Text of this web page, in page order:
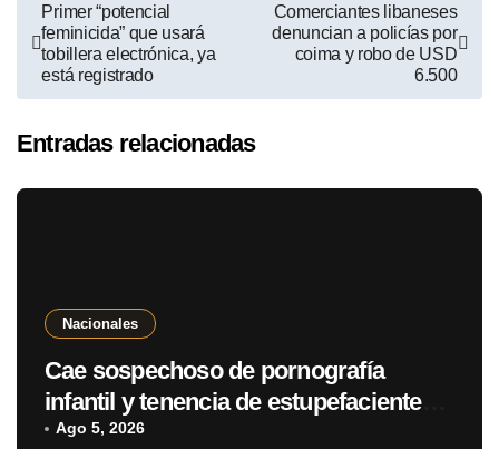
Primer “potencial
feminicida” que usará
tobillera electrónica, ya
está registrado
Comerciantes libaneses
denuncian a policías por
coima y robo de USD
6.500
Entradas relacionadas
Nacionales
Cae sospechoso de pornografía
infantil y tenencia de estupefacientes
en Fernando de la Mora
Ago 5, 2026